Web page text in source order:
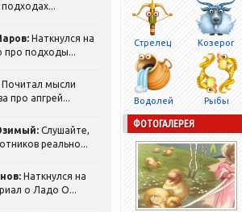
Наткнулся на
про подходы...
Почитал мысли
про апгрей...
Слушайте,
реально...
Наткнулся на
о Ладо О...
Стрелец Козерог
Водолей Рыбы
ФОТОГАЛЕРЕЯ